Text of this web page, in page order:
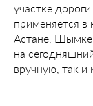
участке
применяется в
Астане,
на
вручную, так